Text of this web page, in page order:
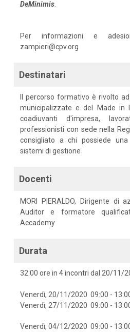
DeMinimis
Per informazioni e
zampieri@cpv.org
Destinatari
Il percorso formativo è rivolto
municipalizzate e del Made in
coadiuvanti d'impresa,
professionisti con sede nella
consigliato a chi possiede
sistemi di gestione
Docenti
MORI PIERALDO, Dirigente di
Auditor e formatore
Accademy
Durata
32:00 ore in 4 incontri dal 20/11/
Venerdì, 20/11/2020 09:00 -
Venerdì, 27/11/2020 09:00 -
Venerdì, 04/12/2020 09:00 -